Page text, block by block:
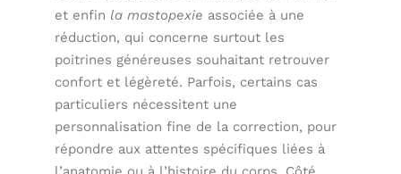
et enfin la mastopexie associée à une
réduction, qui concerne surtout les
poitrines généreuses souhaitant retrouver
confort et légèreté. Parfois, certains cas
particuliers nécessitent une
personnalisation fine de la correction, pour
répondre aux attentes spécifiques liées à